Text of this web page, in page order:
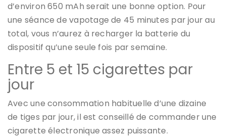
d’environ 650 mAh serait une bonne option. Pour
une séance de vapotage de 45 minutes par jour au
total, vous n’aurez à recharger la batterie du
dispositif qu’une seule fois par semaine.
Entre 5 et 15 cigarettes par
jour
Avec une consommation habituelle d’une dizaine
de tiges par jour, il est conseillé de commander une
cigarette électronique assez puissante.